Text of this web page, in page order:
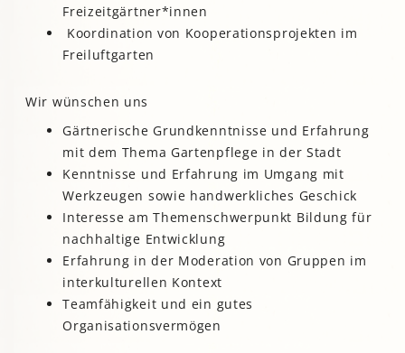
Freizeitgärtner*innen
Koordination von Kooperationsprojekten im
Freiluftgarten
Wir wünschen uns
Gärtnerische Grundkenntnisse und Erfahrung
mit dem Thema Gartenpflege in der Stadt
Kenntnisse und Erfahrung im Umgang mit
Werkzeugen sowie handwerkliches Geschick
Interesse am Themenschwerpunkt Bildung für
nachhaltige Entwicklung
Erfahrung in der Moderation von Gruppen im
interkulturellen Kontext
Teamfähigkeit und ein gutes
Organisationsvermögen